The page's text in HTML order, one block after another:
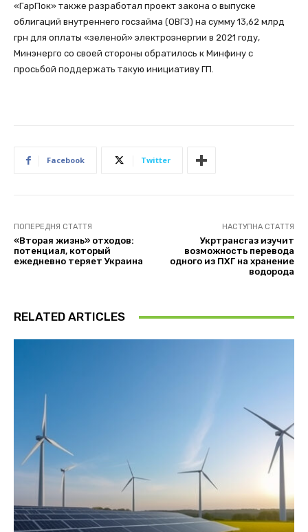
«ГарПок» также разработал проект закона о выпуске
облигаций внутреннего госзайма (ОВГЗ) на сумму 13,62 млрд
грн для оплаты «зеленой» электроэнергии в 2021 году,
Минэнерго со своей стороны обратилось к Минфину с
просьбой поддержать такую инициативу ГП.
Facebook Twitter
ПОПЕРЕДНЯ СТАТТЯ
«Вторая жизнь» отходов:
потенциал, который
ежедневно теряет Украина
НАСТУПНА СТАТТЯ
Укртрансгаз изучит
возможность перевода
одного из ПХГ на хранение
водорода
RELATED ARTICLES